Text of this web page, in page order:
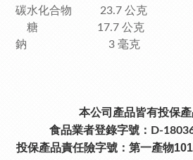
碳水化合物 23.7 公克
糖 17.7 公克 59
鈉 3 毫克 11
本公司產品皆有投保
食品業者登錄字號：D-
投保產品責任險字號： 第一產物